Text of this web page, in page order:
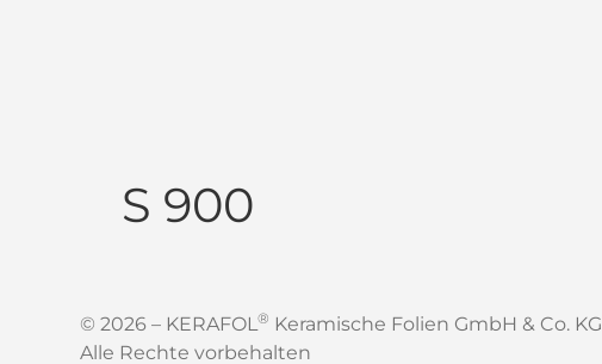
S 900
© 2026 – KERAFOL® Keramische Folien GmbH & Co. KG
Alle Rechte vorbehalten